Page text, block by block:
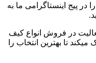
در پیج اینستاگرامی ما به
در فروش انواع کیف
تا بهترین انتخاب را